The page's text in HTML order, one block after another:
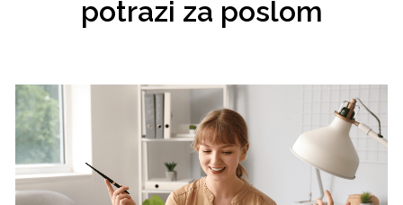
potrazi za poslom